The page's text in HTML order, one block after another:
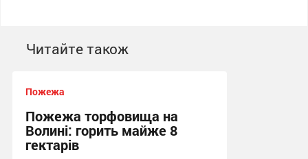
Читайте також
Пожежа
Пожежа торфовища на
Волині: горить майже 8
гектарів